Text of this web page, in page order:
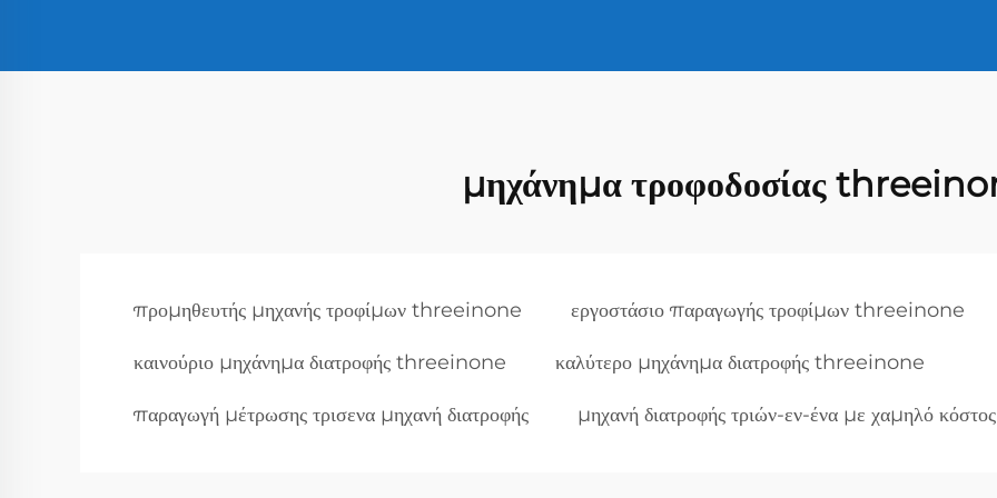
μηχάνημα τροφοδοσίας
προμηθευτής μηχανής τροφίμων threeinone εργοστάσιο παραγωγής τροφίμων threeinone
καινούριο μηχάνημα διατροφής threeinone καλύτερο μηχάνημα διατροφής threeinone
παραγωγή μέτρωσης τρισενα μηχανή διατροφής μηχανή διατροφής τριών-εν-ένα με χαμηλό κόστος